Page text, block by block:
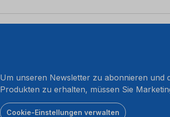
Um unseren Newsletter zu abonnieren und
Produkten zu erhalten, müssen Sie
Cookie-Einstellungen verwalten